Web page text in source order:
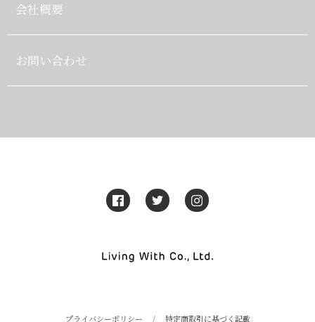
会社概要
お問い合わせ
プライバシーポリシー / 特定商取引に基づく記載